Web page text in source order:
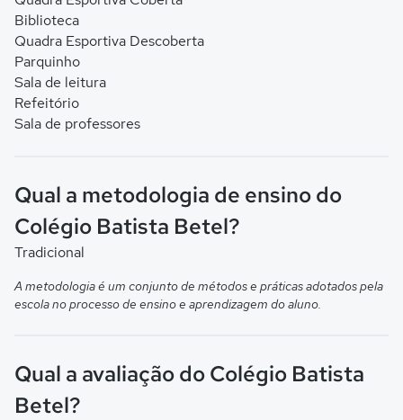
Biblioteca
Quadra Esportiva Descoberta
Parquinho
Sala de leitura
Refeitório
Sala de professores
Qual a metodologia de ensino do
Colégio Batista Betel?
Tradicional
A metodologia é um conjunto de métodos e práticas adotados pela
escola no processo de ensino e aprendizagem do aluno.
Qual a avaliação do Colégio Batista
Betel?